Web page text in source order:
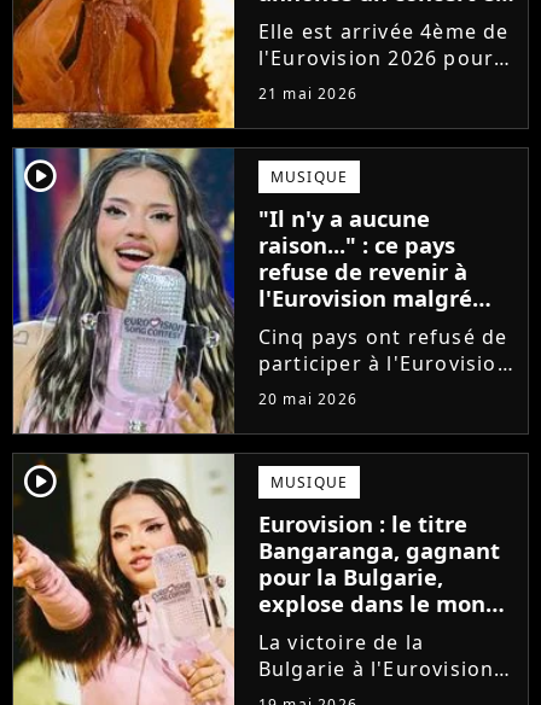
France
Elle est arrivée 4ème de
l'Eurovision 2026 pour
l'Australie. Bonne
pop Delta Goodrem
sera de passage à Paris
fin juin pour une
tournée européenne
intimiste....
21 mai 2026
player2 MUSIQUE
"Il n'y a aucune
raison..." : ce pays
refuse de revenir à
l'Eurovision malgré
son nombre record de
victoires
Cinq pays ont refusé de
participer à l'Eurovision
cette année, en réaction
dans la compétition.
Détenteur du record de
victoires, l'Irlande
assure qu'elle ne
pourrait...
20 mai 2026
player2 MUSIQUE
Eurovision : le titre
Bangaranga, gagnant
pour la Bulgarie,
explose dans le monde
après la victoire de
Dara
La victoire de la
Bulgarie à l'Eurovision
porte un coup de